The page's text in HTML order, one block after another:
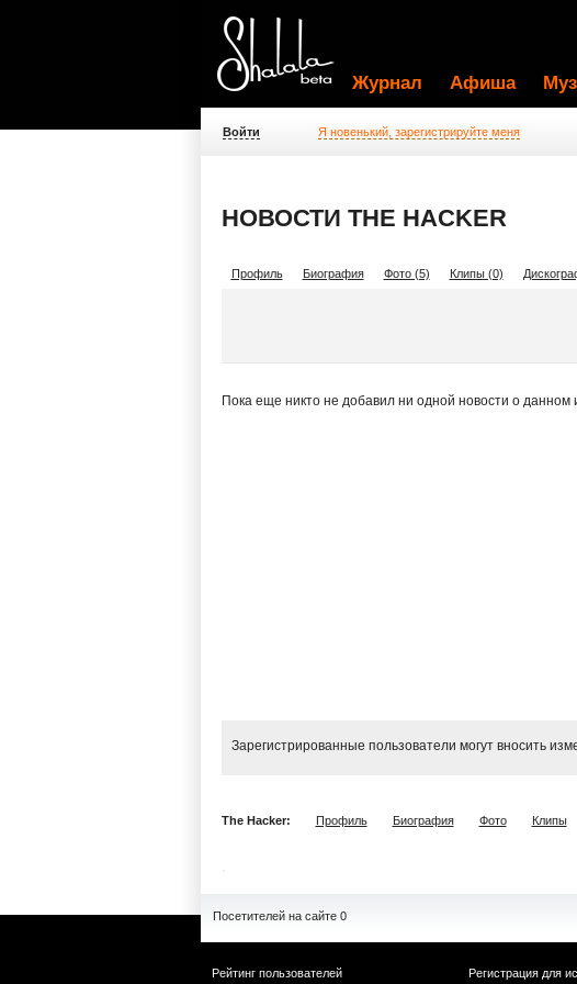
Журнал Афиша
Войти Я новенький, зарегистрируйте меня
НОВОСТИ THE HACKER
Профиль Биография Фото (5) Клипы (0)
Пока еще никто не добавил ни одной новости о
Зарегистрированные пользователи могут вносить
The Hacker: Профиль Биография Фото Клипы
Посетителей на сайте 0
Рейтинг пользователей
Регистрация для